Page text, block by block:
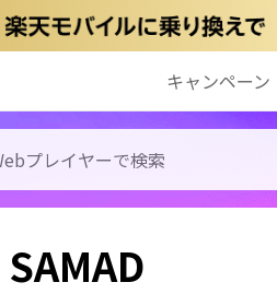
キャンペーン
SAMAD